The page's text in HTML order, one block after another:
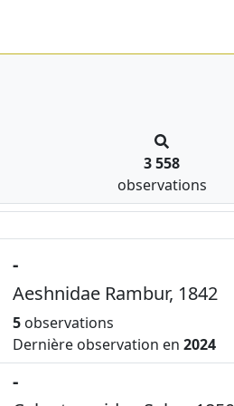
3 558
observations
-
Aeshnidae Rambur, 1842
5 observations
Dernière observation en 2024
-